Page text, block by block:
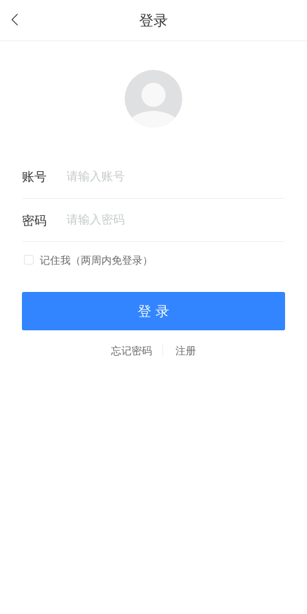
登录
记住我（两周内免登录）
忘记密码 注册